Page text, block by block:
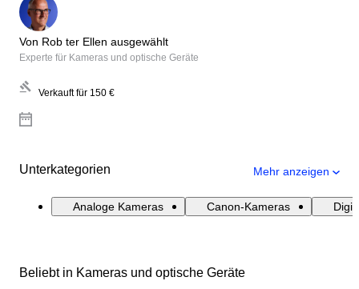
Von Rob ter Ellen ausgewählt
Experte für Kameras und optische Geräte
Verkauft für 150 €
Unterkategorien Mehr anzeigen
Analoge Kameras Canon-Kameras
Beliebt in Kameras und optische Geräte